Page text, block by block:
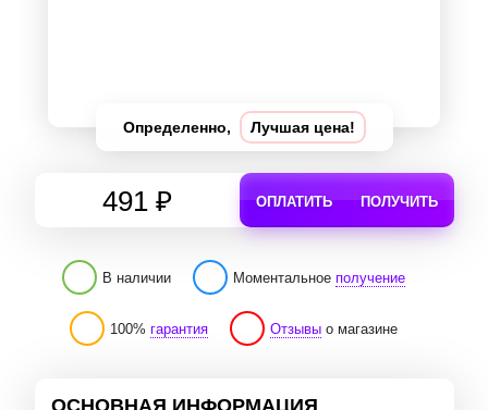
Определенно, Лучшая цена!
491 ₽ ОПЛАТИТЬ ПОЛУЧИТЬ
В наличии Моментальное получение
100% гарантия Отзывыо магазине
ОСНОВНАЯ ИНФОРМАЦИЯ